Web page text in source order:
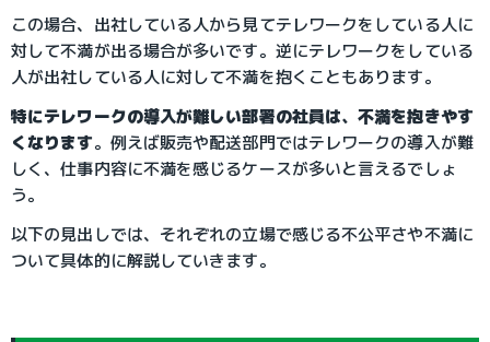
この場合、出社している人から見てテレワークをしている人に
対して不満が出る場合が多いです。逆にテレワークをしている
人が出社している人に対して不満を抱くこともあります。
特にテレワークの導入が難しい部署の社員は、不満を抱きやす
くなります。例えば販売や配送部門ではテレワークの導入が難
しく、仕事内容に不満を感じるケースが多いと言えるでしょ
う。
以下の見出しでは、それぞれの立場で感じる不公平さや不満に
ついて具体的に解説していきます。